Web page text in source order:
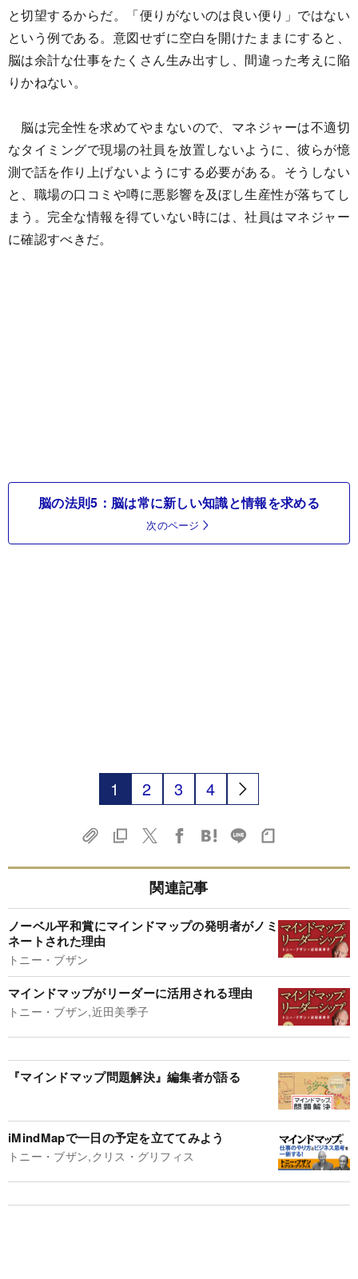
と切望するからだ。「便りがないのは良い便り」ではない
という例である。意図せずに空白を開けたままにすると、
脳は余計な仕事をたくさん生み出すし、間違った考えに陥
りかねない。
脳は完全性を求めてやまないので、マネジャーは不適切
なタイミングで現場の社員を放置しないように、彼らが憶
測で話を作り上げないようにする必要がある。そうしない
と、職場の口コミや噂に悪影響を及ぼし生産性が落ちてし
まう。完全な情報を得ていない時には、社員はマネジャー
に確認すべきだ。
脳の法則5：脳は常に新しい知識と情報を求める
次のページ
1 2 3 4
関連記事
ノーベル平和賞にマインドマップの発明者がノミ
ネートされた理由
トニー・ブザン
マインドマップがリーダーに活用される理由
トニー・ブザン,近田美季子
『マインドマップ問題解決』編集者が語る
iMindMapで一日の予定を立ててみよう
トニー・ブザン,クリス・グリフィス